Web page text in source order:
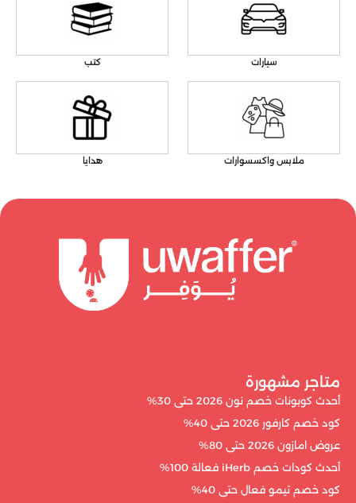
سيارات كتب
ملابس واكسسوارات هدايا
متاجر مشهورة
أحدث كوبونات خصم نون 2026 حتى 30%
كود خصم كارفور 2026 حتى 40%
عروض امازون 2026 حتى 80%
أحدث كودات خصم iHerb فعالة 100%
كود خصم تيمو فعال حتى 40%